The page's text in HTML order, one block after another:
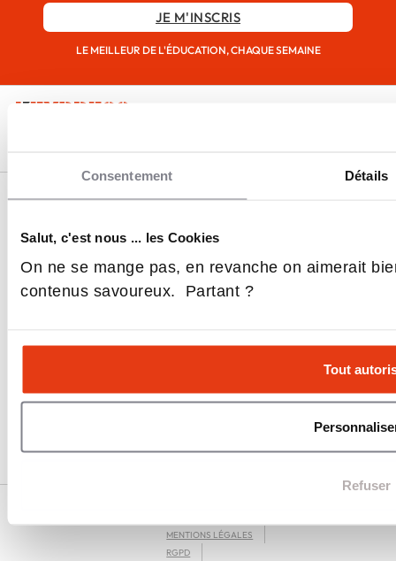
Consentement Détails
Salut, c'est nous ... les Cookies
On ne se mange pas, en revanche on aimerait
contenus savoureux. Partant ?
Tout
Refuser
JE M'INSCRIS
LE MEILLEUR DE L'ÉDUCATION, CHAQUE SEMAINE
Events
MENTIONS LÉGALES
RGPD